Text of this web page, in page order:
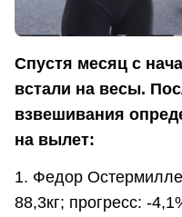
Спустя месяц с
встали на весы.
взвешивания
на вылет:
1. Федор
88,3кг; прогресс: -